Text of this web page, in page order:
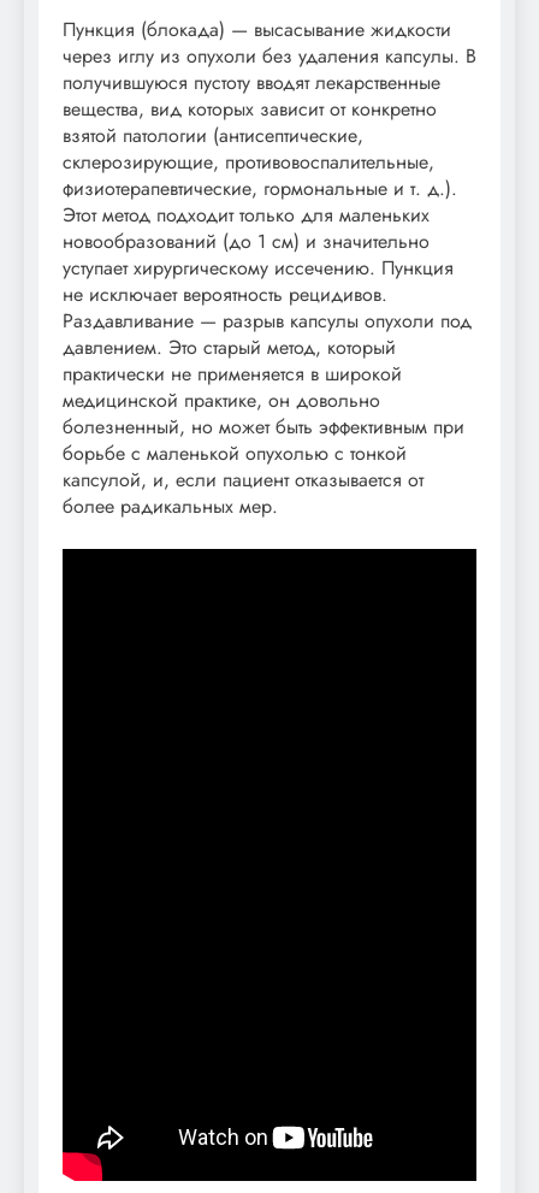
Пункция (блокада) — высасывание жидкости
через иглу из опухоли без удаления капсулы. В
получившуюся пустоту вводят лекарственные
вещества, вид которых зависит от конкретно
взятой патологии (антисептические,
склерозирующие, противовоспалительные,
физиотерапевтические, гормональные и т. д.).
Этот метод подходит только для маленьких
новообразований (до 1 см) и значительно
уступает хирургическому иссечению. Пункция
не исключает вероятность рецидивов.
Раздавливание — разрыв капсулы опухоли под
давлением. Это старый метод, который
практически не применяется в широкой
медицинской практике, он довольно
болезненный, но может быть эффективным при
борьбе с маленькой опухолью с тонкой
капсулой, и, если пациент отказывается от
более радикальных мер.